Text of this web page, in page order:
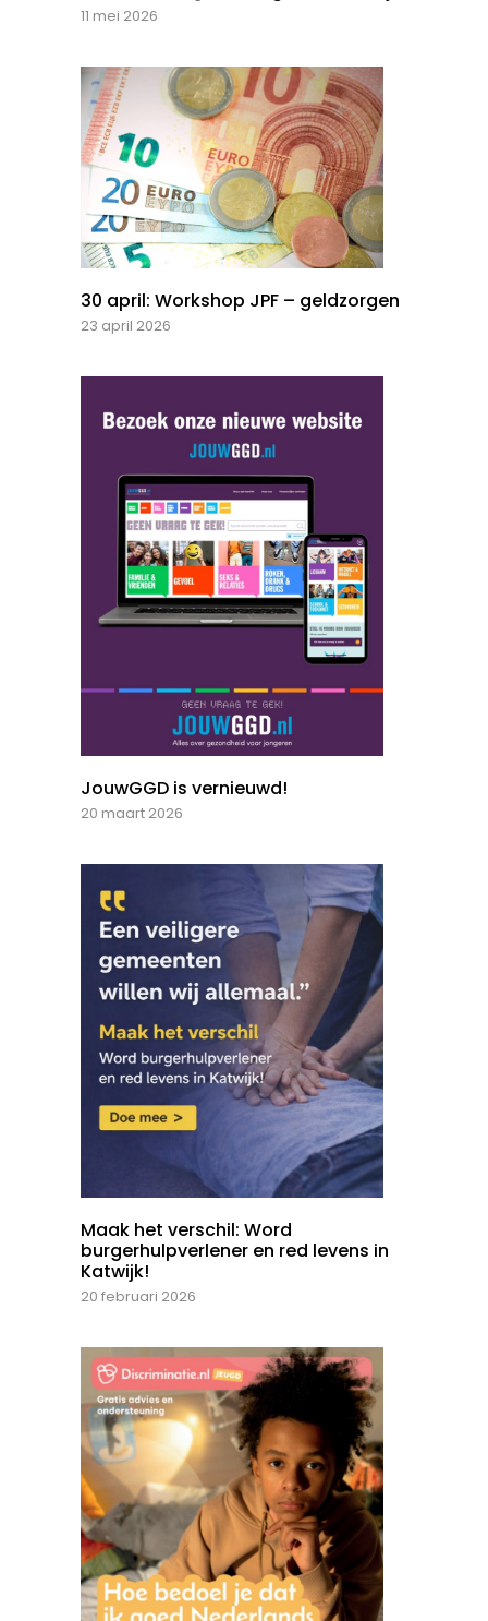
11 mei 2026
30 april: Workshop JPF – geldzorgen
23 april 2026
JouwGGD is vernieuwd!
20 maart 2026
Maak het verschil: Word
burgerhulpverlener en red levens in
Katwijk!
20 februari 2026